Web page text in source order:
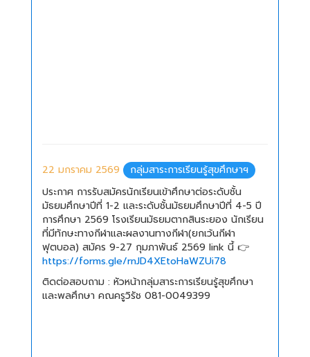
22 มกราคม 2569
กลุ่มสาระการเรียนรู้สุขศึกษาฯ
ประกาศ การรับสมัครนักเรียนเข้าศึกษาต่อระดับชั้น
มัธยมศึกษาปีที่ 1-2 และระดับชั้นมัธยมศึกษาปีที่ 4-5 ปี
การศึกษา 2569 โรงเรียนมัธยมตากสินระยอง นักเรียน
ที่มีทักษะทางกีฬาและผลงานทางกีฬา(ยกเว้นกีฬา
ฟุตบอล) สมัคร 9-27 กุมภาพันธ์ 2569 link นี้ 👉
https://forms.gle/rnJD4XEtoHaWZUi78
ติดต่อสอบถาม : หัวหน้ากลุ่มสาระการเรียนรู้สุขศึกษา
และพลศึกษา คณครูวิรัช 081-0049399